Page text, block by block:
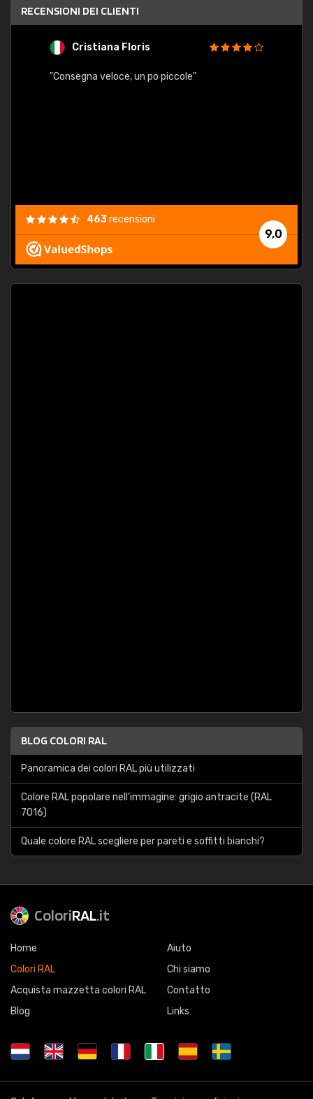
RECENSIONI DEI CLIENTI
Cristiana Floris
"Consegna veloce, un po piccole"
9,0
463recensioni
BLOG COLORI RAL
Panoramica dei colori RAL più utilizzati
Colore RAL popolare nell'immagine: grigio antracite (RAL
7016)
Quale colore RAL scegliere per pareti e soffitti bianchi?
ColoriRAL.it
Home
Colori RAL
Acquista mazzetta colori RAL
Blog
Aiuto
Chi siamo
Contatto
Links